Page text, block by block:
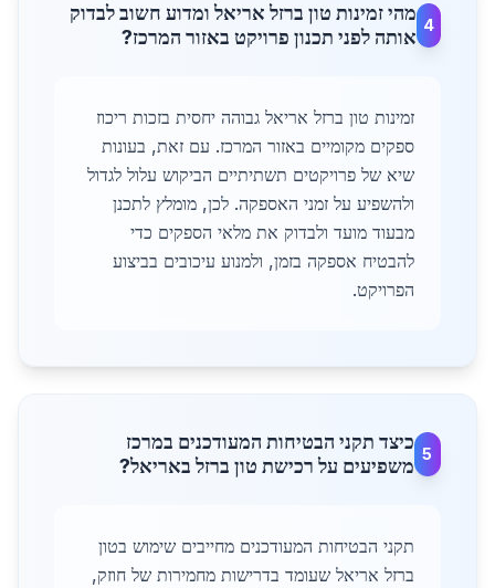
4
מהי זמינות טון ברזל אריאל ומדוע חשוב לבדוק
אותה לפני תכנון פרויקט באזור המרכז?
זמינות טון ברזל אריאל גבוהה יחסית בזכות ריכוז
ספקים מקומיים באזור המרכז. עם זאת, בעונות
שיא של פרויקטים תשתיתיים הביקוש עלול לגדול
ולהשפיע על זמני האספקה. לכן, מומלץ לתכנן
מבעוד מועד ולבדוק את מלאי הספקים כדי
להבטיח אספקה בזמן, ולמנוע עיכובים בביצוע
הפרויקט.
5
כיצד תקני הבטיחות המעודכנים במרכז
משפיעים על רכישת טון ברזל באריאל?
תקני הבטיחות המעודכנים מחייבים שימוש בטון
ברזל אריאל שעומד בדרישות מחמירות של חוזק,